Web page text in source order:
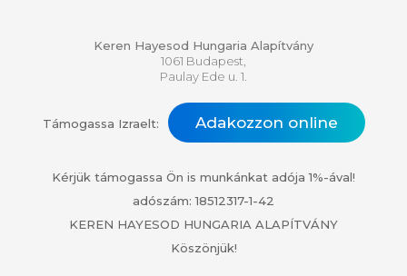
Keren Hayesod Hungaria Alapítvány
1061 Budapest,
Paulay Ede u. 1.
Támogassa Izraelt: Adakozzon online
Kérjük támogassa Ön is munkánkat adója 1%-ával!
adószám: 18512317-1-42
KEREN HAYESOD HUNGARIA ALAPÍTVÁNY
Köszönjük!